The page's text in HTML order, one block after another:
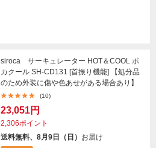
siroca サーキュレーター HOT＆COOL ポ
カクール SH-CD131 [首振り機能] 【処分品
のため外装に傷や色あせがある場合あり】
(10)
23,051円
2,306ポイント
送料無料、8月9日（日） お届け